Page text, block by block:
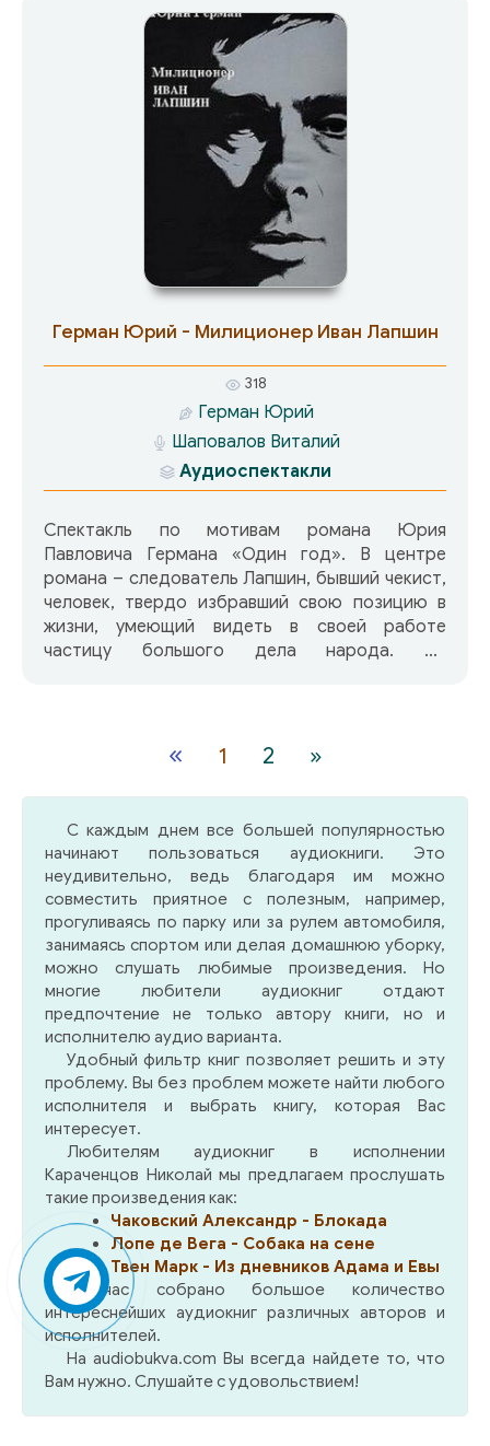
подожженными в селе хатами, то убийствами,
то внезапными перекличками в лесу. В это
тревожное осеннее время возвращается в
родное село после тяжелого ранения на
фронте молодой солдат Иван Капелюх,
назначенный руководителем истребительного
отряда, и начинает яростную борьбу против
банды бывшего полицая Горелова. Не сразу, но
постепенно к нему присоединяется все село…
Герман Юрий - Милиционер Иван Лапшин
318
Герман Юрий
Шаповалов Виталий
Аудиоспектакли
Спектакль по мотивам романа Юрия
Павловича Германа «Один год». В центре
романа – следователь Лапшин, бывший чекист,
человек, твердо избравший свою позицию в
жизни, умеющий видеть в своей работе
частицу большого дела народа. На
« 1 2 »
С каждым днем все большей популярностью
начинают пользоваться аудиокниги. Это
неудивительно, ведь благодаря им можно
совместить приятное с полезным, например,
прогуливаясь по парку или за рулем автомобиля,
занимаясь спортом или делая домашнюю уборку,
можно слушать любимые произведения. Но
многие любители аудиокниг отдают
предпочтение не только автору книги, но и
исполнителю аудио варианта.
Удобный фильтр книг позволяет решить и эту
проблему. Вы без проблем можете найти любого
исполнителя и выбрать книгу, которая Вас
интересует.
Любителям аудиокниг в исполнении
Караченцов Николай мы предлагаем прослушать
такие произведения как:
Чаковский Александр - Блокада
Лопе де Вега - Собака на сене
Твен Марк - Из дневников Адама и Евы
У нас собрано большое количество
интереснейших аудиокниг различных авторов и
исполнителей.
На audiobukva.com Вы всегда найдете то, что
Вам нужно. Слушайте с удовольствием!